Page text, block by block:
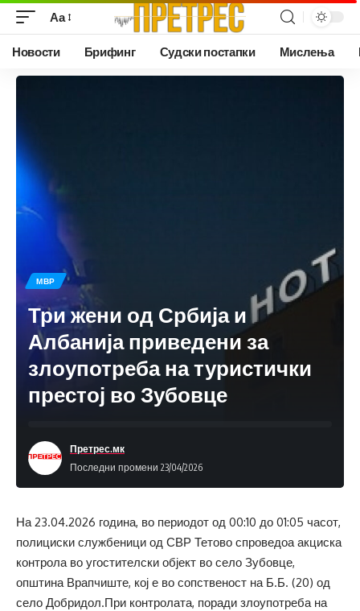
Аа
Новости Брифинг Судски постапки Мислења
МВР
Три жени од Србија и
Албанија приведени за
злоупотреба на туристички
престој во Зубовце
Последни промени 23/04/2026
Претрес.мк
На 23.04.2026 година, во периодот од 00:10 до 01:05 часот,
полициски службеници од СВР Тетово спроведоа акциска
контрола во угостителски објект во село Зубовце,
општина Врапчиште, кој е во сопственост на Б.Б. (20) од
село Добридол.При контролата, поради злоупотреба на